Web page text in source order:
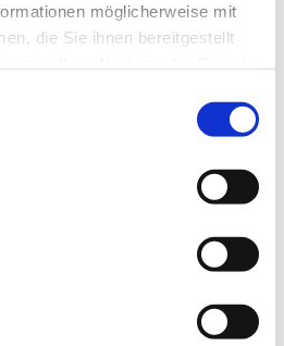
möglicherweise mit
die Sie ihnen bereitgestellt
Sie auch